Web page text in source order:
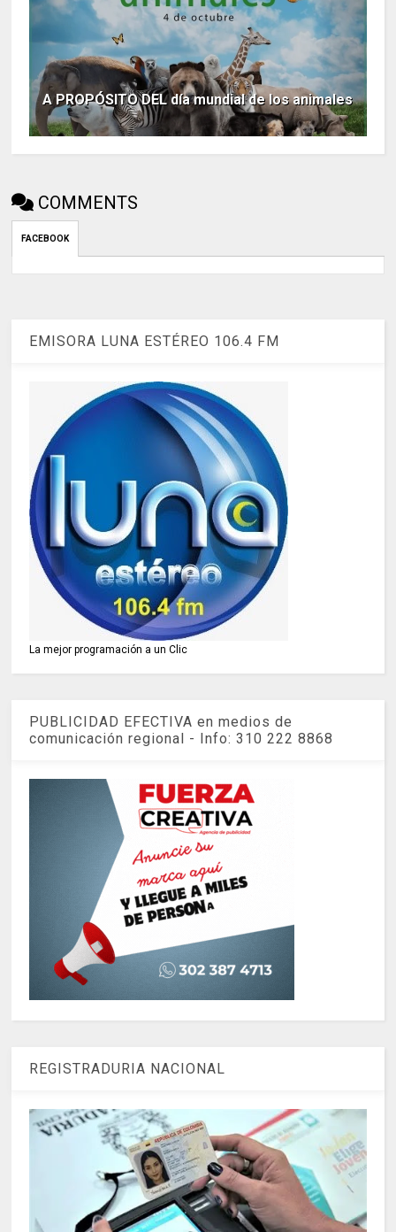
A PROPÓSITO DEL día mundial de los animales
COMMENTS
FACEBOOK
EMISORA LUNA ESTÉREO 106.4 FM
La mejor programación a un Clic
PUBLICIDAD EFECTIVA en medios de
comunicación regional - Info: 310 222 8868
REGISTRADURIA NACIONAL